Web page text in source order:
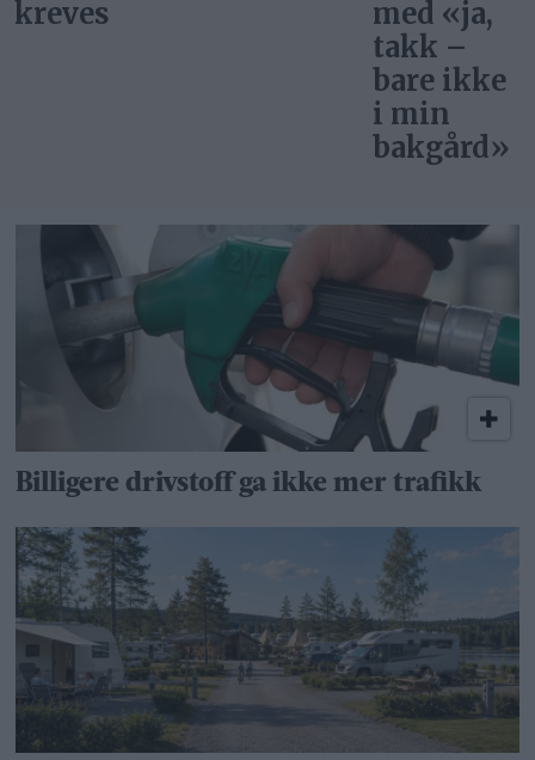
Billigere drivstoff ga ikke mer trafikk